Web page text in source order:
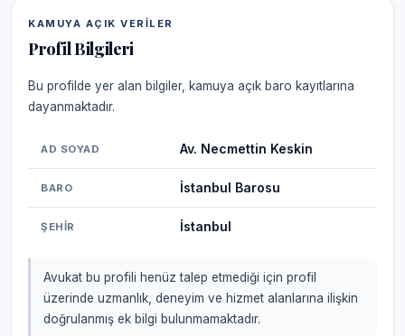
KAMUYA AÇIK VERILER
Profil Bilgileri
Bu profilde yer alan bilgiler, kamuya açık baro kayıtlarına
dayanmaktadır.
AD SOYAD Av. Necmettin Keskin
BARO İstanbul Barosu
ŞEHIR İstanbul
Avukat bu profili henüz talep etmediği için profil
üzerinde uzmanlık, deneyim ve hizmet alanlarına ilişkin
doğrulanmış ek bilgi bulunmamaktadır.